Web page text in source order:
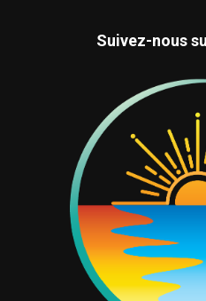
Suivez-nous